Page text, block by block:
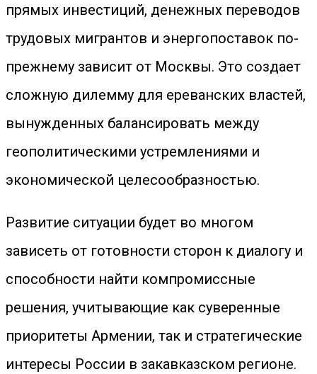
прямых инвестиций, денежных переводов
трудовых мигрантов и энергопоставок по-
прежнему зависит от Москвы. Это создает
сложную дилемму для ереванских властей,
вынужденных балансировать между
геополитическими устремлениями и
экономической целесообразностью.
Развитие ситуации будет во многом
зависеть от готовности сторон к диалогу и
способности найти компромиссные
решения, учитывающие как суверенные
приоритеты Армении, так и стратегические
интересы России в закавказском регионе.